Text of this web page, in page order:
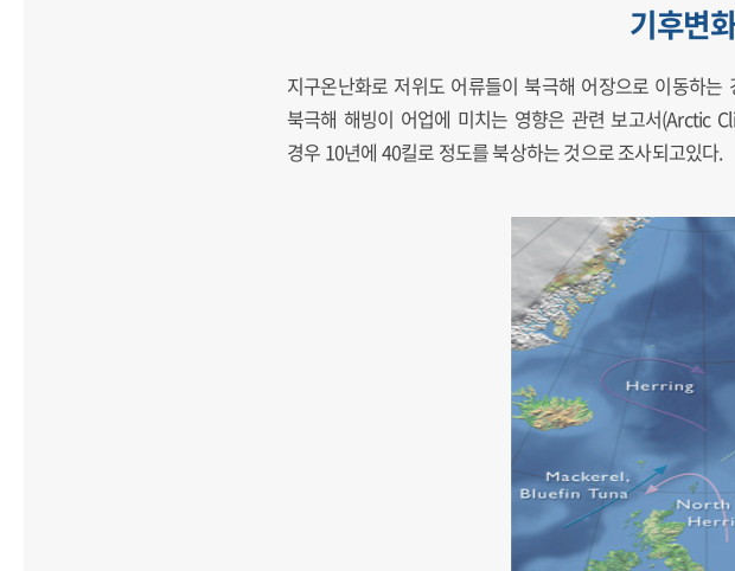
기후변
지구온난화로 저위도 어류들이 북극해 어장으로 이동하
북극해 해빙이 어업에 미치는 영향은 관련 보고서(Arctic
경우 10년에 40킬로 정도를 북상하는 것으로 조사되고있다.